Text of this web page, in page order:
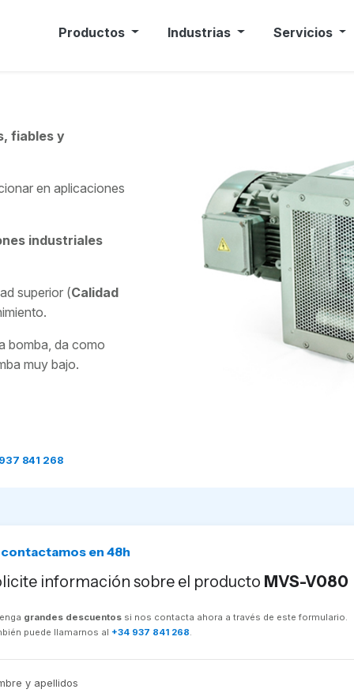
Productos Industrias Servicios
fiables y
en aplicaciones
industriales
superior (Calidad
bomba, da como
muy bajo.
841 268
contactamos en 48h
información sobre el producto MVS-V080
grandes descuentos si nos contacta ahora a través de este formulario.
puede llamarnos al +34 937 841 268
y apellidos